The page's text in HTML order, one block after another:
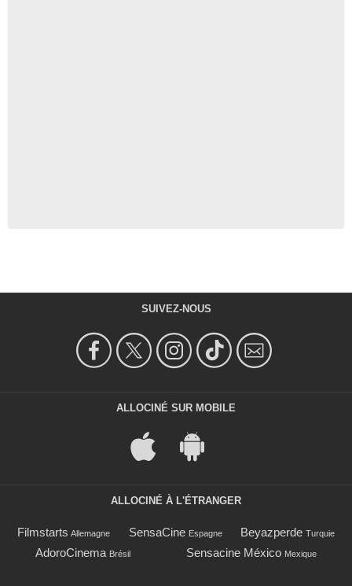
SUIVEZ-NOUS
ALLOCINÉ SUR MOBILE
ALLOCINÉ À L'ÉTRANGER
Filmstarts Allemagne SensaCine Espagne Beyazperde Turquie
AdoroCinema Brésil Sensacine México Mexique